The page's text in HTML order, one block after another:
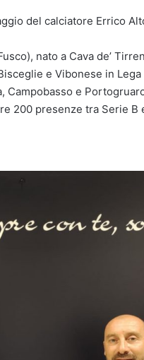
del calciatore Errico
nato a Cava de’
e Vibonese in Lega
Campobasso e
200 presenze tra Serie B